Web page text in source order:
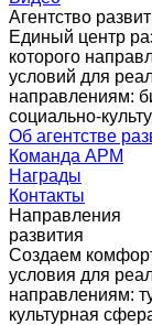
Агентство
Единый центр
которого
условий для
направлениям:
социально-
Об агентстве
Команда АРМ
Награды
Контакты
Направления
развития
Создаем
условия для
направлениям:
культурная